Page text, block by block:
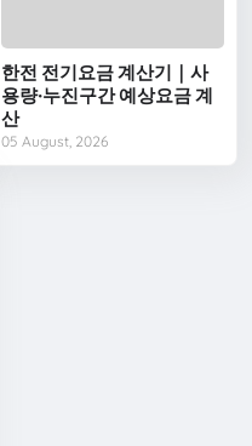
한전 전기요금 계산기｜사
용량·누진구간 예상요금 계
산
05 August, 2026